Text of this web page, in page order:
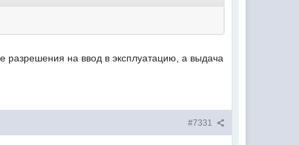
разрешения на ввод в эксплуатацию, а выдача
#7331